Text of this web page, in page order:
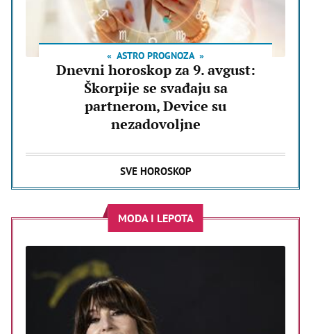
ASTRO PROGNOZA
Dnevni horoskop za 9. avgust:
Škorpije se svađaju sa
partnerom, Device su
nezadovoljne
SVE HOROSKOP
MODA I LEPOTA